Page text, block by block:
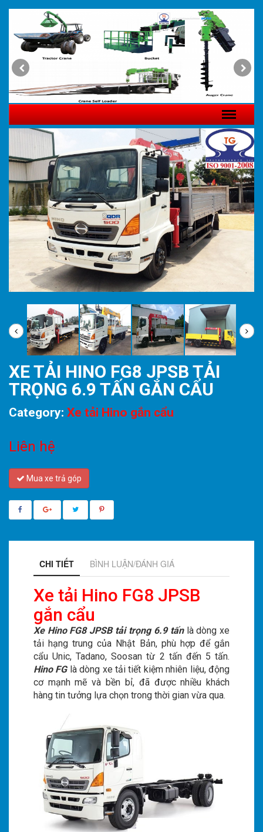
XE TẢI HINO FG8 JPSB TẢI
TRỌNG 6.9 TẤN GẮN CẨU
Category: Xe tải Hino gắn cẩu
Liên hệ
Mua xe trả góp
CHI TIẾT BÌNH LUẬN/ĐÁNH GIÁ
Xe tải Hino FG8 JPSB
gắn cẩu
Xe Hino FG8 JPSB tải trọng 6.9 tấnlà dòng xe
tải hạng trung của Nhật Bản, phù hợp để gắn
cẩu Unic, Tadano, Soosan từ 2 tấn đến 5 tấn.
Hino FGlà dòng xe tải tiết kiệm nhiên liệu, động
cơ mạnh mẽ và bền bỉ, đã được nhiều khách
hàng tin tưởng lựa chọn trong thời gian vừa qua.